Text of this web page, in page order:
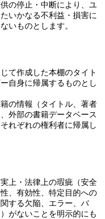
の停止・中断により、ユ
いかなる不利益・損害に
いものとします。
て作成した本棚のタイト
自身に帰属するものとし
の情報（タイトル、著者
外部の書籍データベース
れぞれの権利者に帰属し
上・法律上の瑕疵（安全
、有効性、特定目的への
する欠陥、エラー、バ
がないことを明示的にも